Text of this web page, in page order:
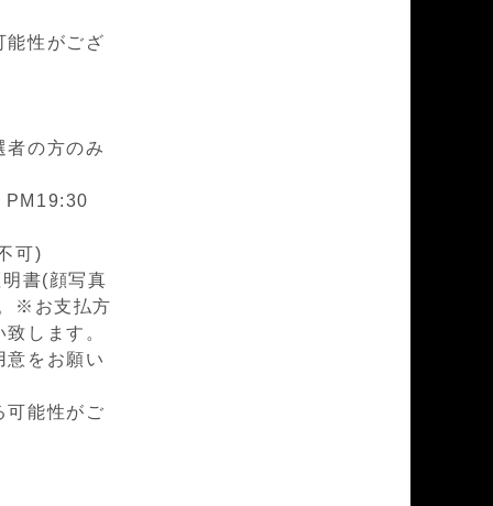
能性がござ
の方のみ
PM19:30
可)
書(顔写真
※お支払方
します。
をお願い
可能性がご